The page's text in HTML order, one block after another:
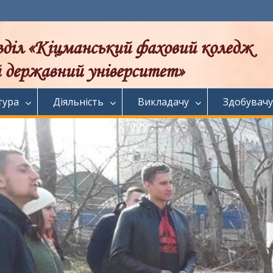
Діяльність Викладачу